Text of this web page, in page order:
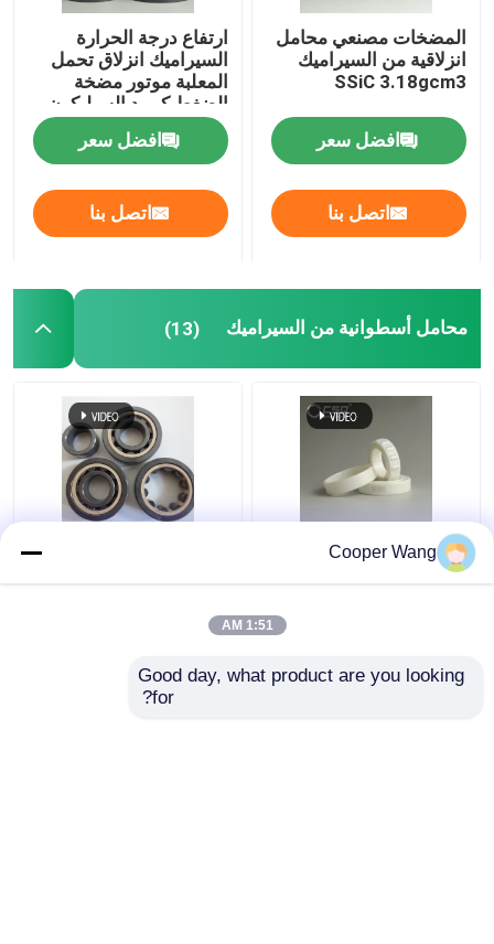
المضخات مصنعي محامل
انزلاقية من السيراميك
SSiC 3.18gcm3
افضل سعر
اتصل بنا
ارتفاع درجة الحرارة
السيراميك انزلاق تحمل
المعلبة موتور مضخة
الضغط كربيد السيليكون
متكلس
افضل سعر
اتصل بنا
محامل أسطوانية من السيراميك (13)
Zr الزركونيوم زركونيا
تحمل الكرة عالية الدقة
Cooper Wang
1:51 AM
Good day, what product are you looking
for?